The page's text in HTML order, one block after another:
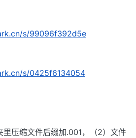
s/99096f392d5e
s/0425f6134054
里压缩文件后缀加.001，（2）文件